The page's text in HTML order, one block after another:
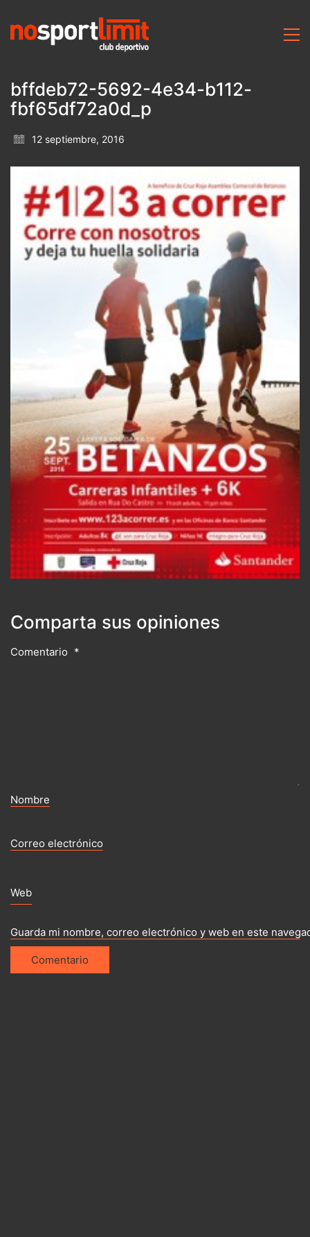
bffdeb72-5692-4e34-b112-
fbf65df72a0d_p
12 septiembre, 2016
Comparta sus opiniones
Comentario *
Nombre
Correo electrónico
Web
Guarda mi nombre, correo electrónico y web en este